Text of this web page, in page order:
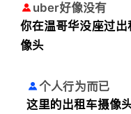
uber好像没有
你在温哥华没座过
像头
个人行为而已
这里的出租车摄像